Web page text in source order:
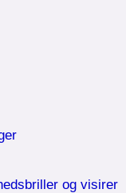
og visirer